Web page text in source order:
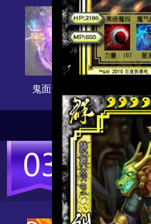
鬼面灵童曹冲视频介绍